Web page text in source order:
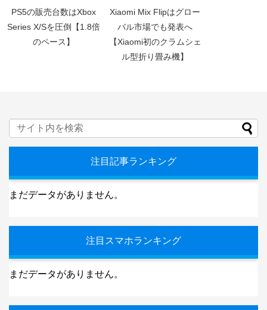
PS5の販売台数はXbox
Series X/Sを圧倒【1.8倍
のペース】
Xiaomi Mix Flipはグロー
バル市場でも発表へ
【Xiaomi初のクラムシェ
ル型折り畳み機】
注目記事ランキング
まだデータがありません。
注目スマホランキング
まだデータがありません。